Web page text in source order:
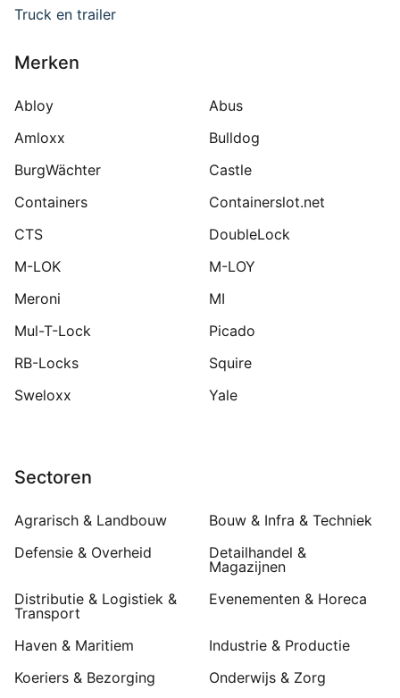
Truck en trailer
Merken
Abloy
Abus
Amloxx
Bulldog
BurgWächter
Castle
Containers
Containerslot.net
CTS
DoubleLock
M-LOK
M-LOY
Meroni
MI
Mul-T-Lock
Picado
RB-Locks
Squire
Sweloxx
Yale
Sectoren
Agrarisch & Landbouw
Bouw & Infra & Techniek
Defensie & Overheid
Detailhandel &
Magazijnen
Distributie & Logistiek &
Transport
Evenementen & Horeca
Haven & Maritiem
Industrie & Productie
Koeriers & Bezorging
Onderwijs & Zorg